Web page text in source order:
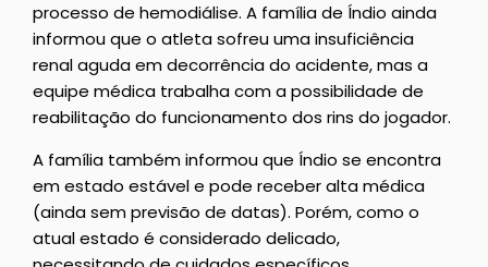
processo de hemodiálise. A família de Índio ainda
informou que o atleta sofreu uma insuficiência
renal aguda em decorrência do acidente, mas a
equipe médica trabalha com a possibilidade de
reabilitação do funcionamento dos rins do jogador.
A família também informou que Índio se encontra
em estado estável e pode receber alta médica
(ainda sem previsão de datas). Porém, como o
atual estado é considerado delicado,